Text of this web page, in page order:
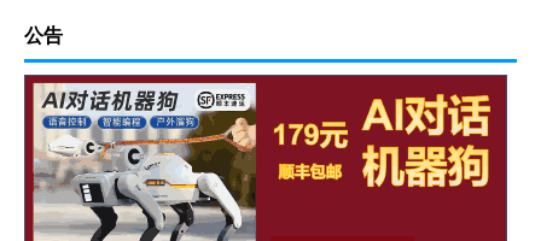
公告